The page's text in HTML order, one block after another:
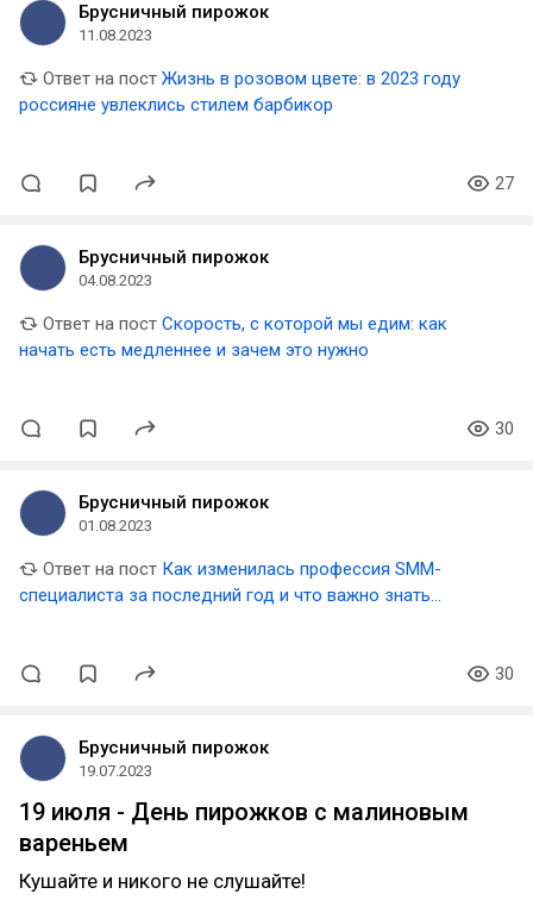
Брусничный пирожок
11.08.2023
Ответ на пост Жизнь в розовом цвете: в 2023 году
россияне увлеклись стилем барбикор
27
Брусничный пирожок
04.08.2023
Ответ на пост Скорость, с которой мы едим: как
начать есть медленнее и зачем это нужно
30
Брусничный пирожок
01.08.2023
Ответ на пост Как изменилась профессия SMM-
специалиста за последний год и что важно знать
30
Брусничный пирожок
19.07.2023
19 июля - День пирожков с малиновым
вареньем
Кушайте и никого не слушайте!